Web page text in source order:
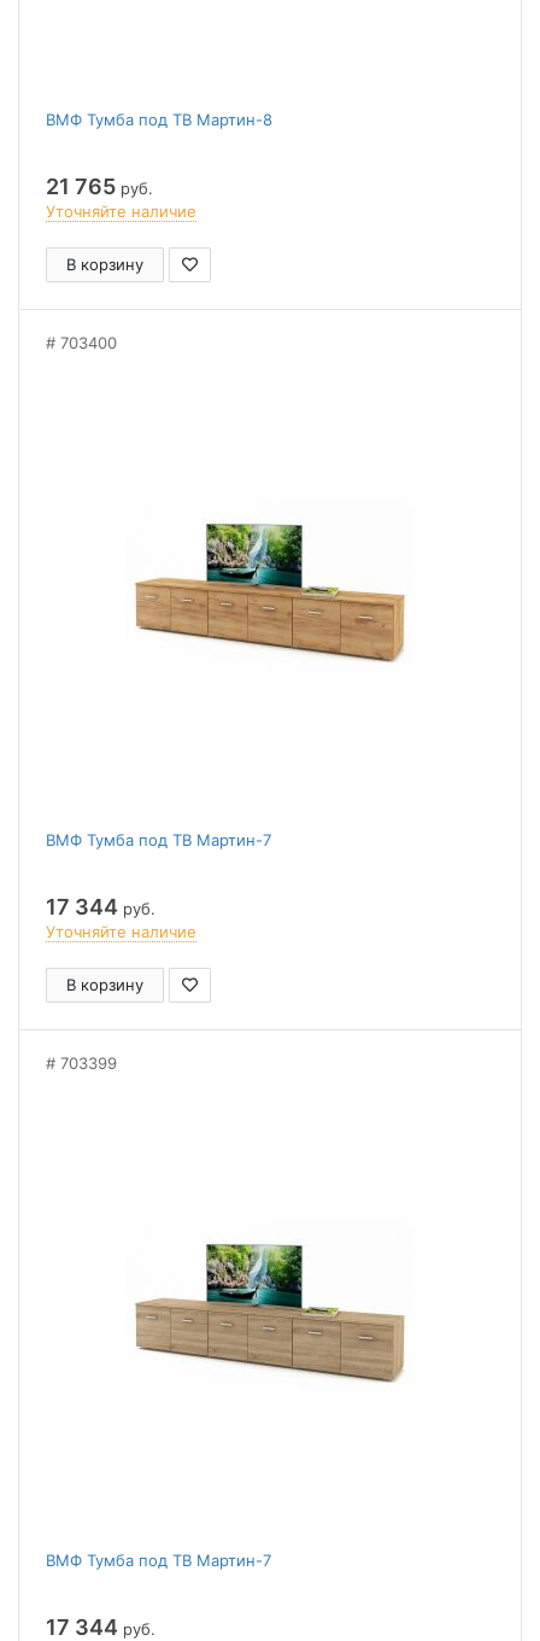
ВМФ Тумба под ТВ Мартин-8
21 765 руб.
Уточняйте наличие
В корзину
703400
ВМФ Тумба под ТВ Мартин-7
17 344 руб.
Уточняйте наличие
В корзину
703399
ВМФ Тумба под ТВ Мартин-7
17 344 руб.